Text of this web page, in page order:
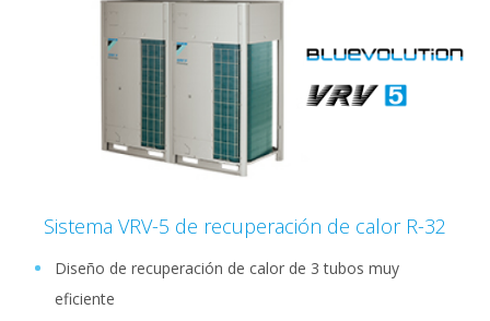
Sistema VRV-5 de recuperación de calor R-32
Diseño de recuperación de calor de 3 tubos muy
eficiente